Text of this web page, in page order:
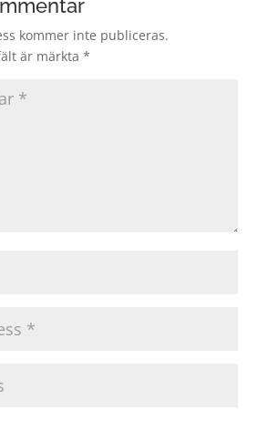
kommer inte publiceras.
är märkta *